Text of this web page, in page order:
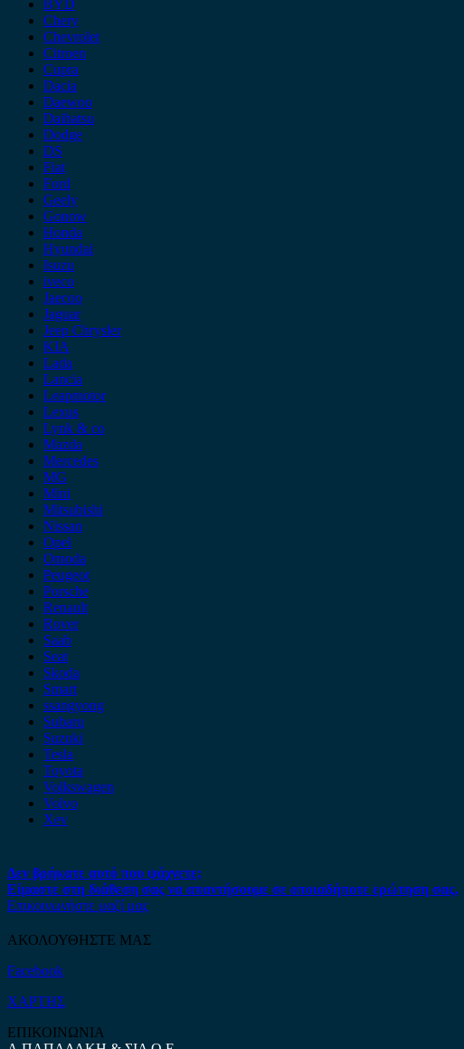
BYD
Chery
Chevrolet
Citroen
Cupra
Dacia
Daewoo
Daihatsu
Dodge
DS
Fiat
Ford
Geely
Gonow
Honda
Hyundai
Isuzu
iveco
Jaecoo
Jaguar
Jeep Chrysler
KIA
Lada
Lancia
Leapmotor
Lexus
Lynk & co
Mazda
Mercedes
MG
Mini
Mitsubishi
Nissan
Opel
Omoda
Peugeot
Porsche
Renault
Rover
Saab
Seat
Skoda
Smart
ssangyong
Subaru
Suzuki
Tesla
Toyota
Volkswagen
Volvo
Xev
Δεν βρήκατε αυτό που ψάχνετε;
Είμαστε στη διάθεση σας να απαντήσουμε σε οποιαδήποτε ερώτηση σας.
Επικοινωνήστε μαζί μας
ΑΚΟΛΟΥΘΗΣΤΕ ΜΑΣ
Facebook
ΧΑΡΤΗΣ
ΕΠΙΚΟΙΝΩΝΙΑ